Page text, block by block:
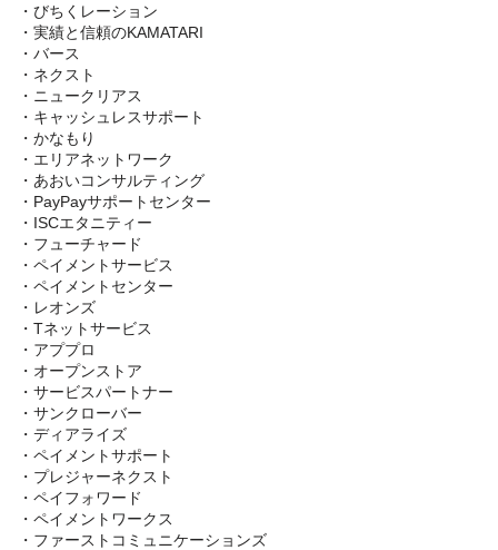
・びちくレーション
・実績と信頼のKAMATARI
・バース
・ネクスト
・ニュークリアス
・キャッシュレスサポート
・かなもり
・エリアネットワーク
・あおいコンサルティング
・PayPayサポートセンター
・ISCエタニティー
・フューチャード
・ペイメントサービス
・ペイメントセンター
・レオンズ
・Tネットサービス
・アププロ
・オープンストア
・サービスパートナー
・サンクローバー
・ディアライズ
・ペイメントサポート
・プレジャーネクスト
・ペイフォワード
・ペイメントワークス
・ファーストコミュニケーションズ